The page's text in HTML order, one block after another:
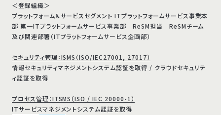
＜登録組織＞
プラットフォーム＆サービスセグメント ITプラットフォームサービス事業本
部 第一ITプラットフォームサービス事業部 ReSM担当 ReSMチーム
及び関連部署（ITプラットフォームサービス企画部）
セキュリティ管理：ISMS（ISO/IEC27001, 27017）
情報セキュリティマネジメントシステム認証を取得 / クラウドセキュリテ
ィ認証を取得
プロセス管理：ITSMS（ISO / IEC 20000-1）
ITサービスマネジメントシステム認証を取得